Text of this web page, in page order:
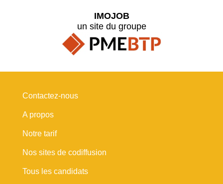
IMOJOB
un site du groupe
Contactez-nous
A propos
Notre tarif
Nos sites de codiffusion
Tous les candidats